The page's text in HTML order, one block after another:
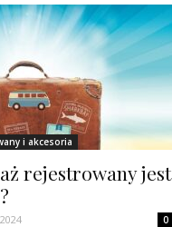
i akcesoria
rejestrowany jest
0